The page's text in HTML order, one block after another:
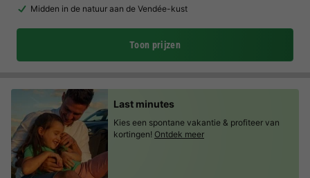
Midden in de natuur aan de Vendée-kust
Toon prijzen
Last minutes
Kies een spontane vakantie & profiteer van
kortingen! Ontdek meer